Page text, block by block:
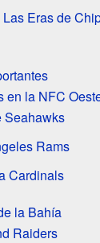
Eras de
en la NFC
Seahawks
Rams
Cardinals
la Bahía
Raiders